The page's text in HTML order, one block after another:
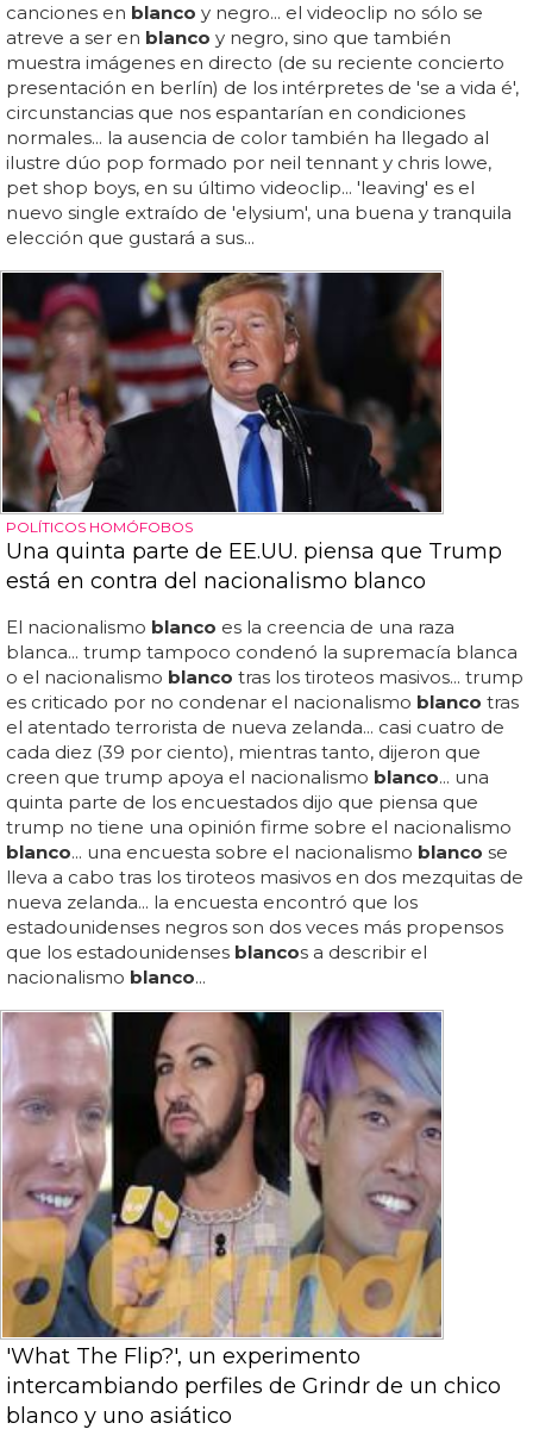
canciones en blanco y negro... el videoclip no sólo se
atreve a ser en blanco y negro, sino que también
muestra imágenes en directo (de su reciente concierto
presentación en berlín) de los intérpretes de 'se a vida é',
circunstancias que nos espantarían en condiciones
normales... la ausencia de color también ha llegado al
ilustre dúo pop formado por neil tennant y chris lowe,
pet shop boys, en su último videoclip... 'leaving' es el
nuevo single extraído de 'elysium', una buena y tranquila
elección que gustará a sus...
POLÍTICOS HOMÓFOBOS
Una quinta parte de EE.UU. piensa que Trump
está en contra del nacionalismo blanco
El nacionalismo blanco es la creencia de una raza
blanca... trump tampoco condenó la supremacía blanca
o el nacionalismo blanco tras los tiroteos masivos... trump
es criticado por no condenar el nacionalismo blanco tras
el atentado terrorista de nueva zelanda... casi cuatro de
cada diez (39 por ciento), mientras tanto, dijeron que
creen que trump apoya el nacionalismo blanco... una
quinta parte de los encuestados dijo que piensa que
trump no tiene una opinión firme sobre el nacionalismo
blanco... una encuesta sobre el nacionalismo blanco se
lleva a cabo tras los tiroteos masivos en dos mezquitas de
nueva zelanda... la encuesta encontró que los
estadounidenses negros son dos veces más propensos
que los estadounidenses blancos a describir el
nacionalismo blanco...
'What The Flip?', un experimento
intercambiando perfiles de Grindr de un chico
blanco y uno asiático